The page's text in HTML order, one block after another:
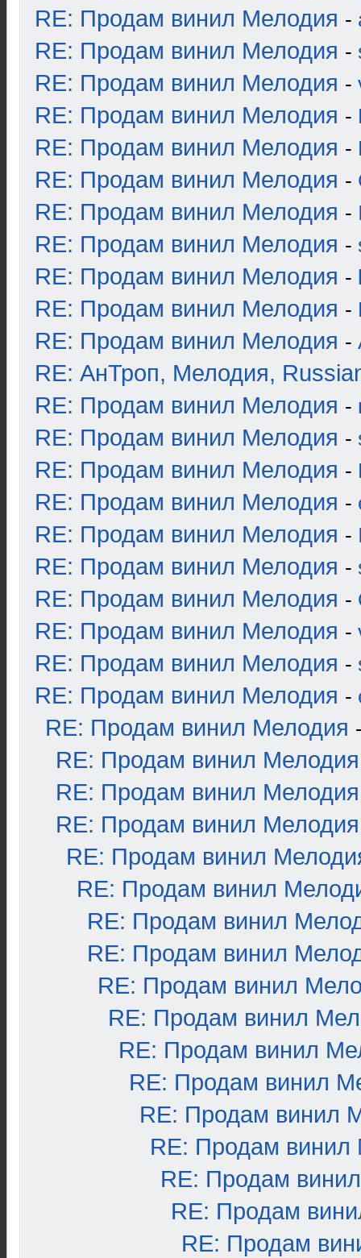
RE: Продам винил Мелодия -
RE: Продам винил Мелодия -
RE: Продам винил Мелодия -
RE: Продам винил Мелодия -
RE: Продам винил Мелодия -
RE: Продам винил Мелодия -
RE: Продам винил Мелодия -
RE: Продам винил Мелодия -
RE: Продам винил Мелодия -
RE: Продам винил Мелодия -
RE: Продам винил Мелодия -
RE: АнТроп, Мелодия,
RE: Продам винил Мелодия -
RE: Продам винил Мелодия -
RE: Продам винил Мелодия -
RE: Продам винил Мелодия -
RE: Продам винил Мелодия -
RE: Продам винил Мелодия -
RE: Продам винил Мелодия -
RE: Продам винил Мелодия -
RE: Продам винил Мелодия -
RE: Продам винил Мелодия -
RE: Продам винил Мелодия
RE: Продам винил Мелодия
RE: Продам винил Мелодия
RE: Продам винил Мелодия
RE: Продам винил
RE: Продам винил
RE: Продам винил
RE: Продам винил
RE: Продам винил
RE: Продам винил
RE: Продам винил
RE: Продам винил
RE: Продам винил
RE: Продам винил
RE: Продам
RE: Продам
RE: Продам